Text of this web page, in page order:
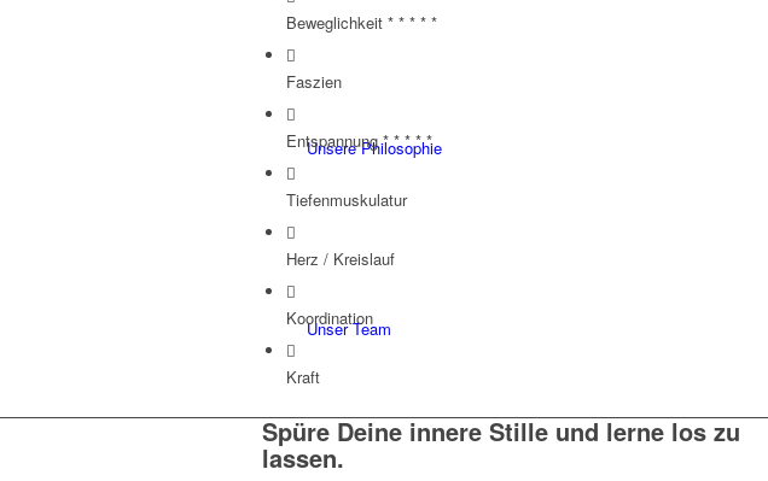
Unsere Philosophie
Unser Team
Beweglichkeit * * * * *
Faszien
Entspannung * * * * *
Tiefenmuskulatur
Herz / Kreislauf
Koordination
Kraft
Spüre Deine innere Stille und lerne los zu
lassen.